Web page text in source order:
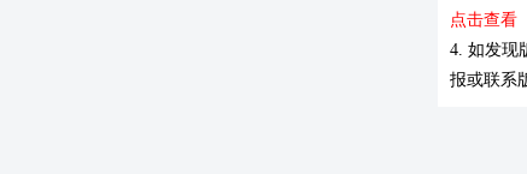
点击查看
4. 如发现
报或联系